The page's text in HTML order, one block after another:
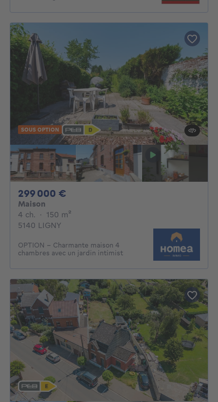
SOUS OPTION
299 000 €
Maison
4 ch. 4 chambres
· 150 m²
5140 LIGNY
OPTION - Charmante maison 4
chambres avec un jardin intimist